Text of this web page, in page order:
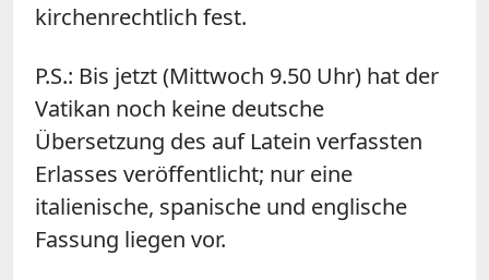
kirchenrechtlich fest.
P.S.: Bis jetzt (Mittwoch 9.50 Uhr) hat der
Vatikan noch keine deutsche
Übersetzung des auf Latein verfassten
Erlasses veröffentlicht; nur eine
italienische, spanische und englische
Fassung liegen vor.